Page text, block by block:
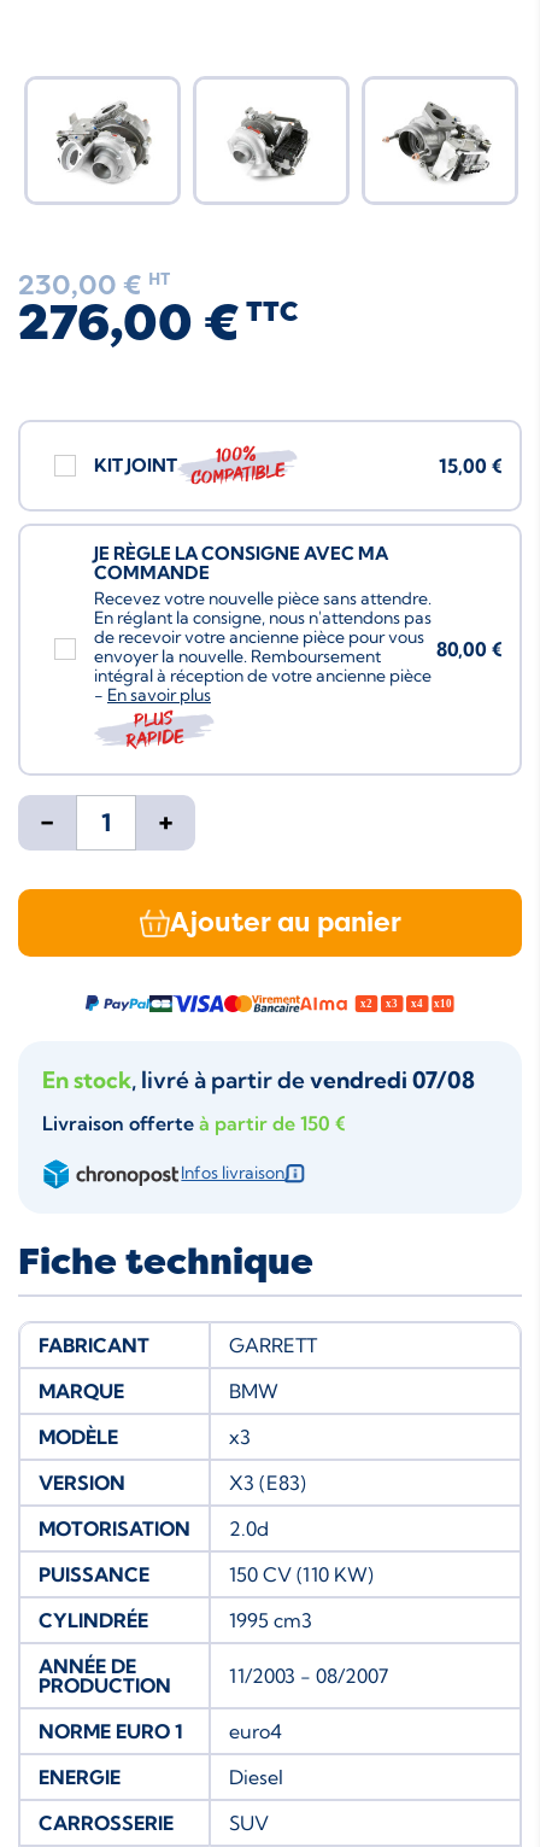
230,00 € HT
276,00 € TTC
KIT JOINT 100%
compatible 15,00 €
JE RÈGLE LA CONSIGNE AVEC MA
COMMANDE
Recevez votre nouvelle pièce sans attendre.
En réglant la consigne, nous n'attendons pas
de recevoir votre ancienne pièce pour vous
envoyer la nouvelle. Remboursement
intégral à réception de votre ancienne pièce
- En savoir plus
Plus
rapide
80,00 €
- +
Ajouter au panier
En stock, livré à partir devendredi 07/08
Livraison offerte à partir de 150 €
Infos livraison
Fiche technique
FABRICANT
GARRETT
MARQUE
BMW
MODÈLE
x3
VERSION
X3 (E83)
MOTORISATION
2.0d
PUISSANCE
150 CV (110 KW)
CYLINDRÉE
1995 cm3
ANNÉE DE
PRODUCTION
11/2003 - 08/2007
NORME EURO 1
euro4
ENERGIE
Diesel
CARROSSERIE
SUV